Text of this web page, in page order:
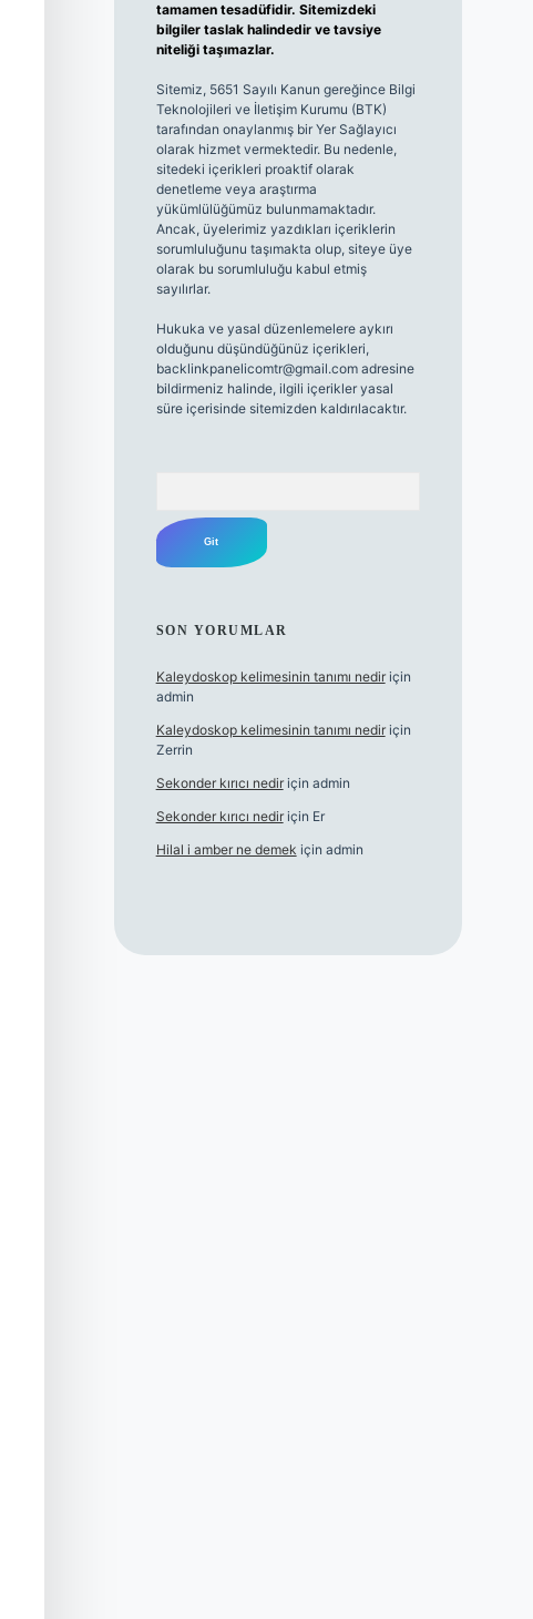
tamamen tesadüfidir. Sitemizdeki
bilgiler taslak halindedir ve tavsiye
niteliği taşımazlar.
Sitemiz, 5651 Sayılı Kanun gereğince Bilgi
Teknolojileri ve İletişim Kurumu (BTK)
tarafından onaylanmış bir Yer Sağlayıcı
olarak hizmet vermektedir. Bu nedenle,
sitedeki içerikleri proaktif olarak
denetleme veya araştırma
yükümlülüğümüz bulunmamaktadır.
Ancak, üyelerimiz yazdıkları içeriklerin
sorumluluğunu taşımakta olup, siteye üye
olarak bu sorumluluğu kabul etmiş
sayılırlar.
Hukuka ve yasal düzenlemelere aykırı
olduğunu düşündüğünüz içerikleri,
backlinkpanelicomtr@gmail.comadresine
bildirmeniz halinde, ilgili içerikler yasal
süre içerisinde sitemizden kaldırılacaktır.
SON YORUMLAR
Kaleydoskop kelimesinin tanımı nediriçin
admin
Kaleydoskop kelimesinin tanımı nediriçin
Zerrin
Sekonder kırıcı nediriçin admin
Sekonder kırıcı nediriçin Er
Hilal i amber ne demek için admin